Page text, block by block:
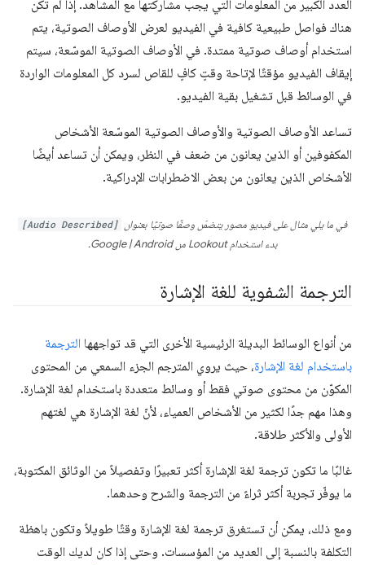
العدد الكبير من المعلومات التي يجب مشاركتها مع المشاهد. إذا لم تكن
هناك فواصل طبيعية كافية في الفيديو لعرض الأوصاف الصوتية، يتم
استخدام أوصاف صوتية ممتدة. في الأوصاف الصوتية الموسّعة، سيتم
إيقاف الفيديو مؤقتًا لإتاحة وقتٍ كافٍ للقاص لسرد كل المعلومات الواردة
في الوسائط قبل تشغيل بقية الفيديو.
تساعد الأوصاف الصوتية والأوصاف الصوتية الموسّعة الأشخاص
المكفوفين أو الذين يعانون من ضعف في النظر، ويمكن أن تساعد أيضًا
الأشخاص الذين يعانون من بعض الاضطرابات الإدراكية.
في ما يلي مثال على فيديو مصور يتضمّن وصفًا صوتيًا بعنوان [Audio Described]
بدء استخدام Lookout من Google | Android .
الترجمة الشفوية للغة الإشارة
من أنواع الوسائط البديلة الرئيسية الأخرى التي قد تواجهها الترجمة
باستخدام لغة الإشارة، حيث يروي المترجم الجزء السمعي من المحتوى
المكوّن من محتوى صوتي فقط أو وسائط متعددة باستخدام لغة الإشارة.
وهذا مهم جدًا لكثير من الأشخاص العمياء، لأنّ لغة الإشارة هي لغتهم
الأولى والأكثر طلاقة.
غالبًا ما تكون ترجمة لغة الإشارة أكثر تعبيرًا وتفصيلاً من الوثائق المكتوبة،
ما يوفّر تجربة أكثر ثراءً من الترجمة والشرح وحدهما.
ومع ذلك، يمكن أن تستغرق ترجمة لغة الإشارة وقتًا طويلاً وتكون باهظة
التكلفة بالنسبة إلى العديد من المؤسسات. وحتى إذا كان لديك الوقت